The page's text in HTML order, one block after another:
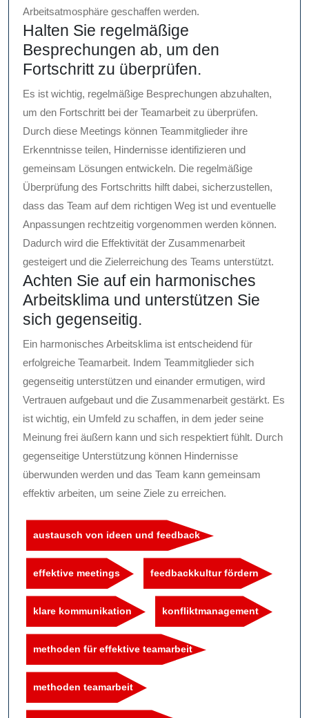
Arbeitsatmosphäre geschaffen werden.
Halten Sie regelmäßige
Besprechungen ab, um den
Fortschritt zu überprüfen.
Es ist wichtig, regelmäßige Besprechungen abzuhalten,
um den Fortschritt bei der Teamarbeit zu überprüfen.
Durch diese Meetings können Teammitglieder ihre
Erkenntnisse teilen, Hindernisse identifizieren und
gemeinsam Lösungen entwickeln. Die regelmäßige
Überprüfung des Fortschritts hilft dabei, sicherzustellen,
dass das Team auf dem richtigen Weg ist und eventuelle
Anpassungen rechtzeitig vorgenommen werden können.
Dadurch wird die Effektivität der Zusammenarbeit
gesteigert und die Zielerreichung des Teams unterstützt.
Achten Sie auf ein harmonisches
Arbeitsklima und unterstützen Sie
sich gegenseitig.
Ein harmonisches Arbeitsklima ist entscheidend für
erfolgreiche Teamarbeit. Indem Teammitglieder sich
gegenseitig unterstützen und einander ermutigen, wird
Vertrauen aufgebaut und die Zusammenarbeit gestärkt. Es
ist wichtig, ein Umfeld zu schaffen, in dem jeder seine
Meinung frei äußern kann und sich respektiert fühlt. Durch
gegenseitige Unterstützung können Hindernisse
überwunden werden und das Team kann gemeinsam
effektiv arbeiten, um seine Ziele zu erreichen.
austausch von ideen und feedback
effektive meetings feedbackkultur fördern
klare kommunikation konfliktmanagement
methoden für effektive teamarbeit
methoden teamarbeit